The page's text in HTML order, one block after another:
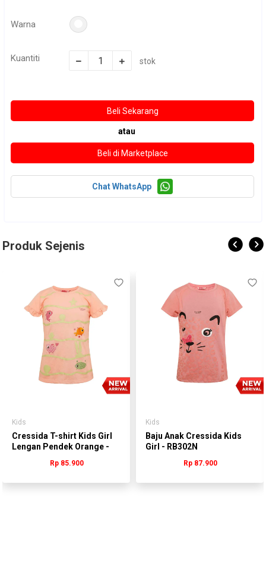
Warna
Kuantiti stok
atau
Chat WhatsApp
Produk Sejenis
Kids
Cressida T-shirt Kids Girl
Lengan Pendek Orange -
QHBFS.QB237Rp 85.900
Kids
Baju Anak Cressida Kids
Girl - RB302N
Rp 87.900